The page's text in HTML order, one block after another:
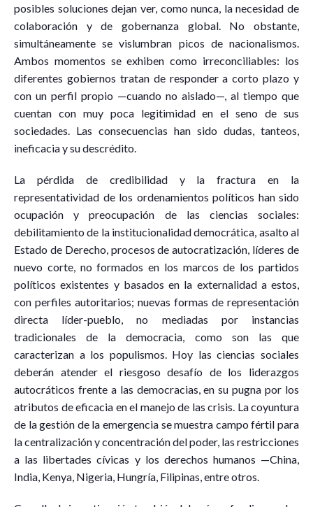
posibles soluciones dejan ver, como nunca, la necesidad de
colaboración y de gobernanza global. No obstante,
simultáneamente se vislumbran picos de nacionalismos.
Ambos momentos se exhiben como irreconciliables: los
diferentes gobiernos tratan de responder a corto plazo y
con un perfil propio —cuando no aislado—, al tiempo que
cuentan con muy poca legitimidad en el seno de sus
sociedades. Las consecuencias han sido dudas, tanteos,
ineficacia y su descrédito.
La pérdida de credibilidad y la fractura en la
representatividad de los ordenamientos políticos han sido
ocupación y preocupación de las ciencias sociales:
debilitamiento de la institucionalidad democrática, asalto al
Estado de Derecho, procesos de autocratización, líderes de
nuevo corte, no formados en los marcos de los partidos
políticos existentes y basados en la externalidad a estos,
con perfiles autoritarios; nuevas formas de representación
directa líder-pueblo, no mediadas por instancias
tradicionales de la democracia, como son las que
caracterizan a los populismos. Hoy las ciencias sociales
deberán atender el riesgoso desafío de los liderazgos
autocráticos frente a las democracias, en su pugna por los
atributos de eficacia en el manejo de las crisis. La coyuntura
de la gestión de la emergencia se muestra campo fértil para
la centralización y concentración del poder, las restricciones
a las libertades cívicas y los derechos humanos —China,
India, Kenya, Nigeria, Hungría, Filipinas, entre otros.